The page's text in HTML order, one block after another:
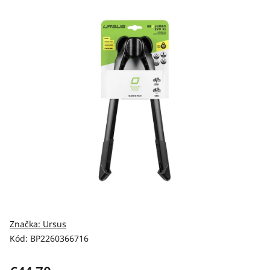
Kód: BP2260366716
Značka: Ursus